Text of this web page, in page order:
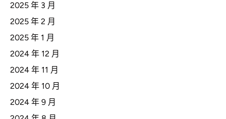
2025 年 3 月
2025 年 2 月
2025 年 1 月
2024 年 12 月
2024 年 11 月
2024 年 10 月
2024 年 9 月